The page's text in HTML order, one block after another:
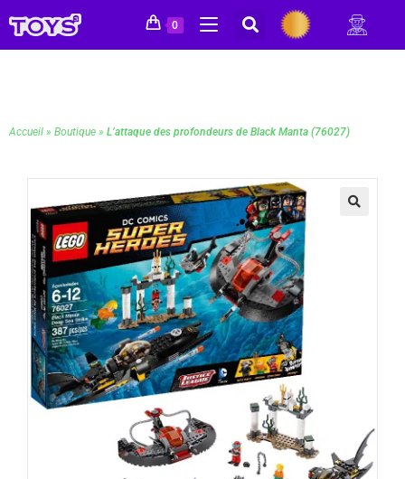
0
Accueil » Boutique » L’attaque des profondeurs de Black Manta (76027)